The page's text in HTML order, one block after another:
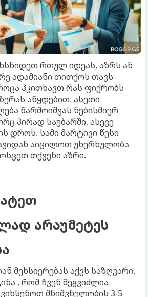
რთულ იდეას, აზრს ან
ადამიანი თითქოს თავს
ჰკითხავთ რას ფიქრობს
აწყდებით. ასეთი
წარმოიშვას ნებისმიერ
პირად საუბარში, ასევე
დროს. სამი მარტივი წესი
აიცილოთ უხერხულობა
თქვენი აზრი.
არაუმეტეს
მეხსიერებას აქვს საზღვარი.
, რომ ჩვენ შეგვიძლია
მნიშვნელობის 3-5